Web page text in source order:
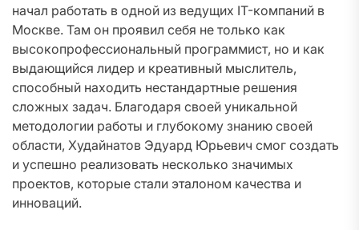
начал работать в одной из ведущих IT-компаний в
Москве. Там он проявил себя не только как
высокопрофессиональный программист, но и как
выдающийся лидер и креативный мыслитель,
способный находить нестандартные решения
сложных задач. Благодаря своей уникальной
методологии работы и глубокому знанию своей
области, Худайнатов Эдуард Юрьевич смог создать
и успешно реализовать несколько значимых
проектов, которые стали эталоном качества и
инноваций.